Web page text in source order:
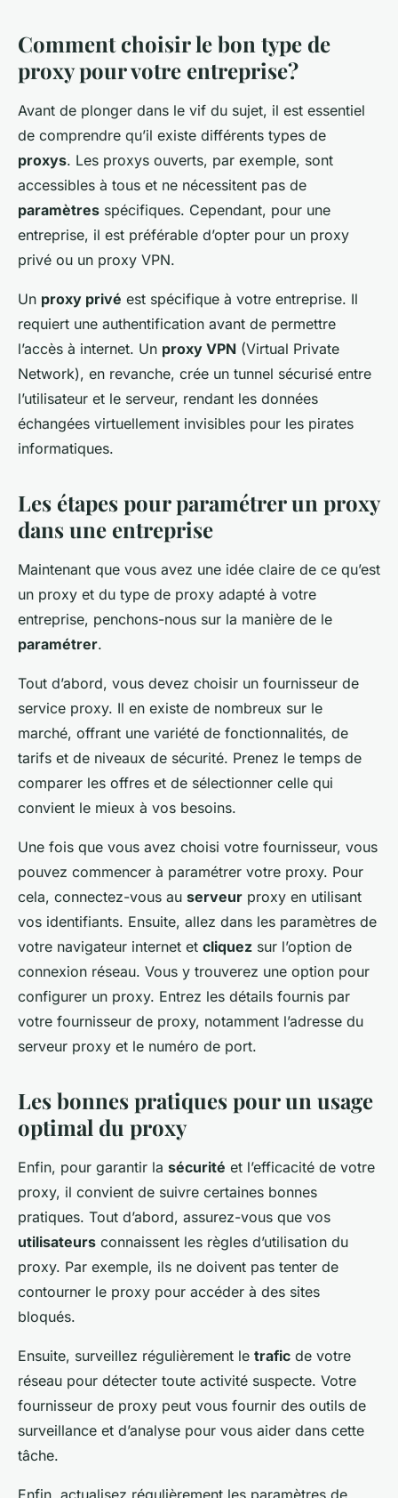
Comment choisir le bon type de
proxy pour votre entreprise?
Avant de plonger dans le vif du sujet, il est essentiel
de comprendre qu’il existe différents types de
proxys. Les proxys ouverts, par exemple, sont
accessibles à tous et ne nécessitent pas de
paramètres spécifiques. Cependant, pour une
entreprise, il est préférable d’opter pour un proxy
privé ou un proxy VPN.
Un proxy privé est spécifique à votre entreprise. Il
requiert une authentification avant de permettre
l’accès à internet. Un proxy VPN (Virtual Private
Network), en revanche, crée un tunnel sécurisé entre
l’utilisateur et le serveur, rendant les données
échangées virtuellement invisibles pour les pirates
informatiques.
Les étapes pour paramétrer un proxy
dans une entreprise
Maintenant que vous avez une idée claire de ce qu’est
un proxy et du type de proxy adapté à votre
entreprise, penchons-nous sur la manière de le
paramétrer.
Tout d’abord, vous devez choisir un fournisseur de
service proxy. Il en existe de nombreux sur le
marché, offrant une variété de fonctionnalités, de
tarifs et de niveaux de sécurité. Prenez le temps de
comparer les offres et de sélectionner celle qui
convient le mieux à vos besoins.
Une fois que vous avez choisi votre fournisseur, vous
pouvez commencer à paramétrer votre proxy. Pour
cela, connectez-vous au serveur proxy en utilisant
vos identifiants. Ensuite, allez dans les paramètres de
votre navigateur internet et cliquez sur l’option de
connexion réseau. Vous y trouverez une option pour
configurer un proxy. Entrez les détails fournis par
votre fournisseur de proxy, notamment l’adresse du
serveur proxy et le numéro de port.
Les bonnes pratiques pour un usage
optimal du proxy
Enfin, pour garantir la sécurité et l’efficacité de votre
proxy, il convient de suivre certaines bonnes
pratiques. Tout d’abord, assurez-vous que vos
utilisateurs connaissent les règles d’utilisation du
proxy. Par exemple, ils ne doivent pas tenter de
contourner le proxy pour accéder à des sites
bloqués.
Ensuite, surveillez régulièrement le trafic de votre
réseau pour détecter toute activité suspecte. Votre
fournisseur de proxy peut vous fournir des outils de
surveillance et d’analyse pour vous aider dans cette
tâche.